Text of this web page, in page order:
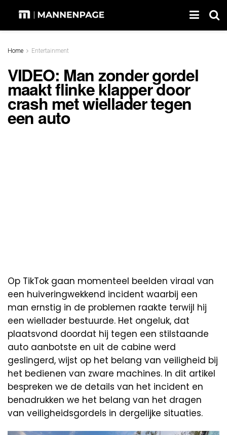
Home Entertainment
VIDEO: Man zonder gordel
maakt flinke klapper door
crash met wiellader tegen
een auto
Op TikTok gaan momenteel beelden viraal van
een huiveringwekkend incident waarbij een
man ernstig in de problemen raakte terwijl hij
een wiellader bestuurde. Het ongeluk, dat
plaatsvond doordat hij tegen een stilstaande
auto aanbotste en uit de cabine werd
geslingerd, wijst op het belang van veiligheid bij
het bedienen van zware machines. In dit artikel
bespreken we de details van het incident en
benadrukken we het belang van het dragen
van veiligheidsgordels in dergelijke situaties.